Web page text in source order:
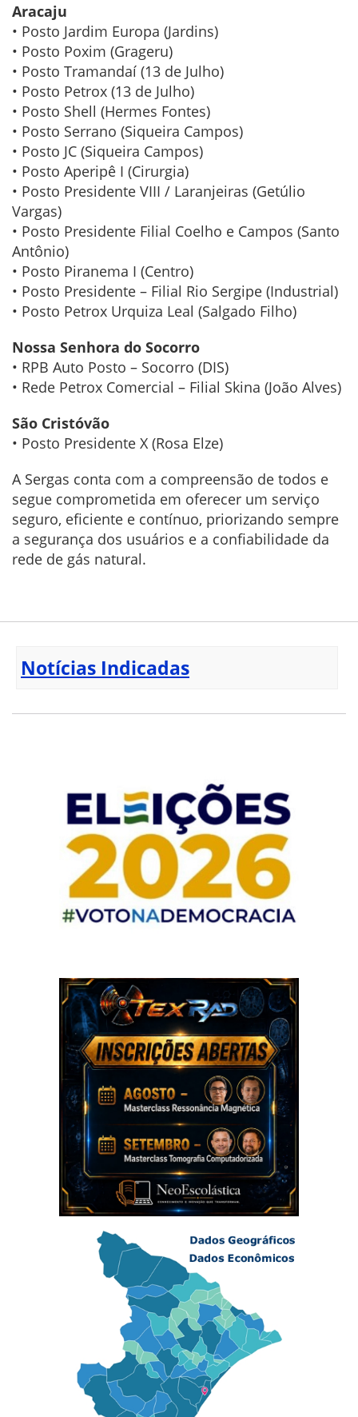
Aracaju
• Posto Jardim Europa (Jardins)
• Posto Poxim (Grageru)
• Posto Tramandaí (13 de Julho)
• Posto Petrox (13 de Julho)
• Posto Shell (Hermes Fontes)
• Posto Serrano (Siqueira Campos)
• Posto JC (Siqueira Campos)
• Posto Aperipê I (Cirurgia)
• Posto Presidente VIII / Laranjeiras (Getúlio
Vargas)
• Posto Presidente Filial Coelho e Campos (Santo
Antônio)
• Posto Piranema I (Centro)
• Posto Presidente – Filial Rio Sergipe (Industrial)
• Posto Petrox Urquiza Leal (Salgado Filho)
Nossa Senhora do Socorro
• RPB Auto Posto – Socorro (DIS)
• Rede Petrox Comercial – Filial Skina (João Alves)
São Cristóvão
• Posto Presidente X (Rosa Elze)
A Sergas conta com a compreensão de todos e
segue comprometida em oferecer um serviço
seguro, eficiente e contínuo, priorizando sempre
a segurança dos usuários e a confiabilidade da
rede de gás natural.
Notícias Indicadas